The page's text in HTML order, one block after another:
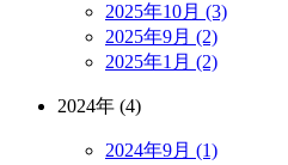
2025年10月 (3)
2025年9月 (2)
2025年1月 (2)
2024年 (4)
2024年9月 (1)